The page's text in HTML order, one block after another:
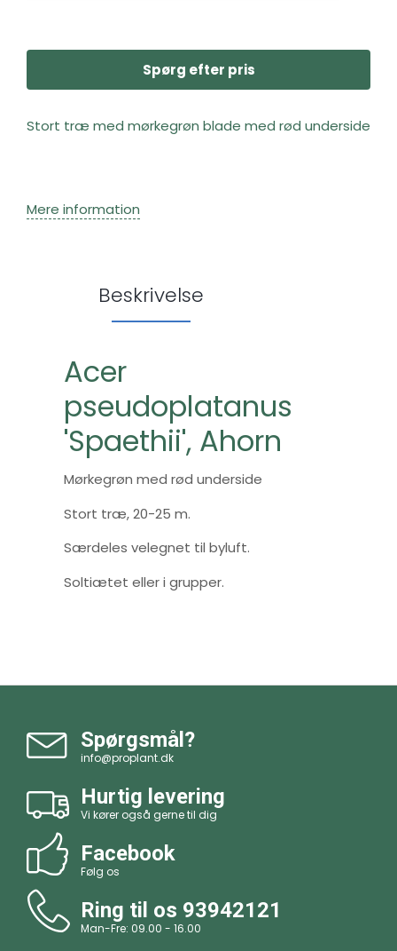
Spørg efter pris
Stort træ med mørkegrøn blade med rød underside
Mere information
Beskrivelse
Acer
pseudoplatanus
'Spaethii', Ahorn
Mørkegrøn med rød underside
Stort træ, 20-25 m.
Særdeles velegnet til byluft.
Soltiætet eller i grupper.
Spørgsmål?
info@proplant.dk
Hurtig levering
Vi kører også gerne til dig
Facebook
Følg os
Ring til os 93942121
Man-Fre: 09.00 - 16.00